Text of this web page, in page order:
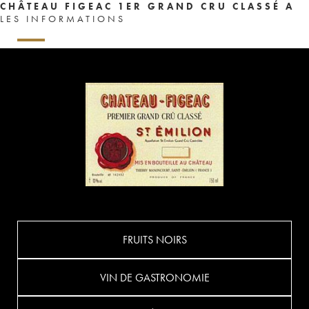
CHÂTEAU FIGEAC 1ER GRAND CRU CLASSÉ A
LES INFORMATIONS
FRUITS NOIRS
VIN DE GASTRONOMIE